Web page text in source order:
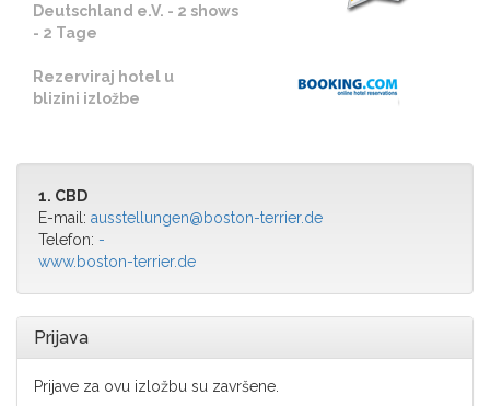
Deutschland e.V. - 2 shows
- 2 Tage
Rezerviraj hotel u
blizini izložbe
1. CBD
E-mail: ausstellungen@boston-terrier.de
Telefon: -
www.boston-terrier.de
Prijava
Prijave za ovu izložbu su završene.